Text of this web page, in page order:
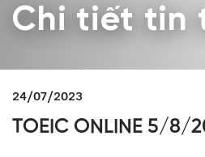
Chi tiết tin
24/07/2023
TOEIC ONLINE 5/8/